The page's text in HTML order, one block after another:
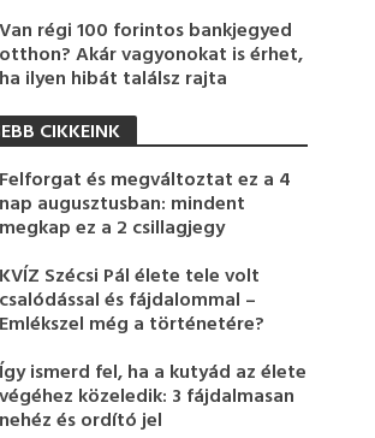
Van régi 100 forintos bankjegyed
otthon? Akár vagyonokat is érhet,
ha ilyen hibát találsz rajta
CIKKEINK
Felforgat és megváltoztat ez a 4
nap augusztusban: mindent
megkap ez a 2 csillagjegy
KVÍZ Szécsi Pál élete tele volt
csalódással és fájdalommal –
Emlékszel még a történetére?
Így ismerd fel, ha a kutyád az élete
végéhez közeledik: 3 fájdalmasan
nehéz és ordító jel